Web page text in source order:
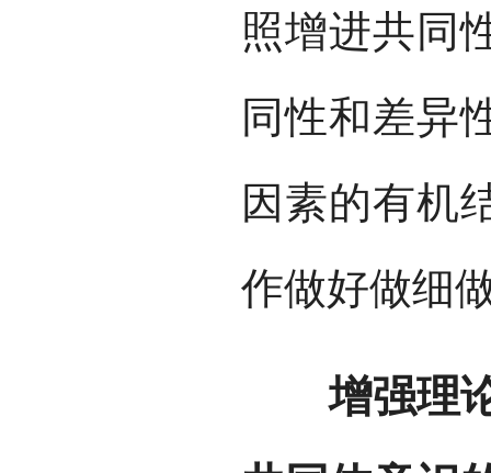
照增进共同
同性和差异
因素的有机
作做好做细
增强理论